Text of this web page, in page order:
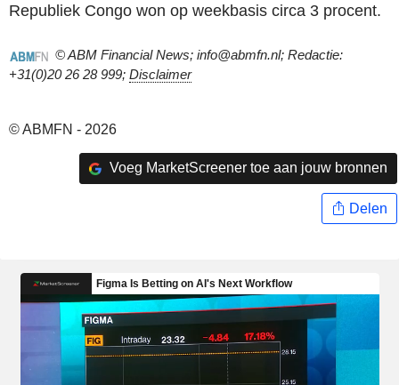
Republiek Congo won op weekbasis circa 3 procent.
© ABM Financial News; info@abmfn.nl; Redactie:
+31(0)20 26 28 999; Disclaimer
© ABMFN - 2026
Voeg MarketScreener toe aan jouw bronnen
Delen